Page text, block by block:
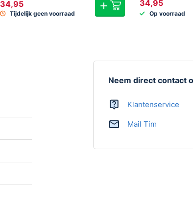
34,95
Tijdelijk geen voorraad
34,95
Op voorraad
Neem direct contact
Klantenservice
Mail Tim